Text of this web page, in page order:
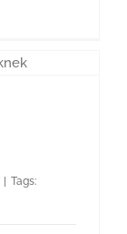
| Tags: